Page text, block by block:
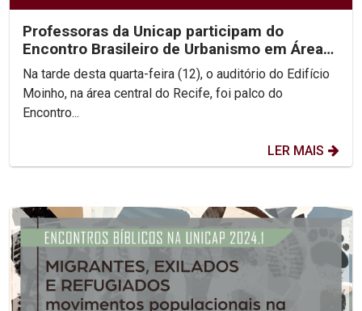
Professoras da Unicap participam do
Encontro Brasileiro de Urbanismo em Áreas
Centrais
Na tarde desta quarta-feira (12), o auditório do Edifício
Moinho, na área central do Recife, foi palco do
Encontro...
LER MAIS